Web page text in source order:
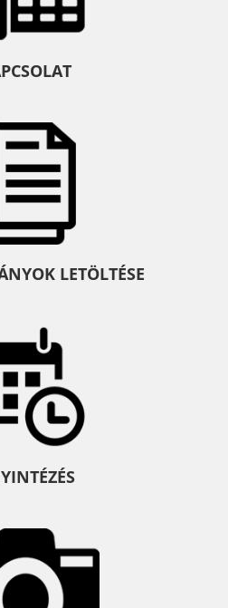
LETÖLTÉSE